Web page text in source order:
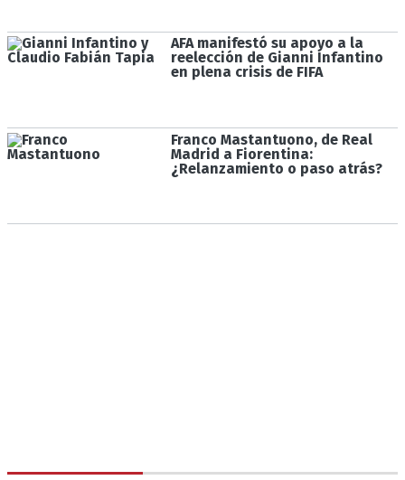
AFA manifestó su apoyo a la
reelección de Gianni Infantino
en plena crisis de FIFA
Franco Mastantuono, de Real
Madrid a Fiorentina:
¿Relanzamiento o paso atrás?